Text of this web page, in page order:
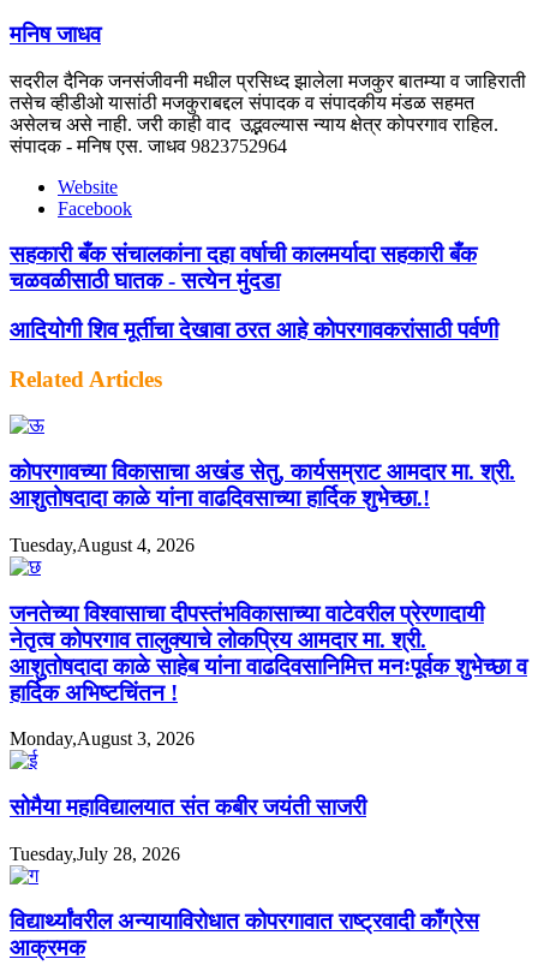
मनिष जाधव
सदरील दैनिक जनसंजीवनी मधील प्रसिध्द झालेला मजकुर बातम्या व जाहिराती
तसेच व्हीडीओ यासांठी मजकुराबद्दल संपादक व संपादकीय मंडळ सहमत
असेलच असे नाही. जरी काही वाद उद्भवल्यास न्याय क्षेत्र कोपरगाव राहिल.
संपादक - मनिष एस. जाधव 9823752964
Website
Facebook
सहकारी बँक संचालकांना दहा वर्षाची कालमर्यादा सहकारी बँक
चळवळीसाठी घातक - सत्येन मुंदडा
आदियोगी शिव मूर्तीचा देखावा ठरत आहे कोपरगावकरांसाठी पर्वणी
Related Articles
कोपरगावच्या विकासाचा अखंड सेतु, कार्यसम्राट आमदार मा. श्री.
आशुतोषदादा काळे यांना वाढदिवसाच्या हार्दिक शुभेच्छा.!
Tuesday,August 4, 2026
जनतेच्या विश्वासाचा दीपस्तंभविकासाच्या वाटेवरील प्रेरणादायी
नेतृत्व कोपरगाव तालुक्याचे लोकप्रिय आमदार मा. श्री.
आशुतोषदादा काळे साहेब यांना वाढदिवसानिमित्त मनःपूर्वक शुभेच्छा व
हार्दिक अभिष्टचिंतन !
Monday,August 3, 2026
सोमैया महाविद्यालयात संत कबीर जयंती साजरी
Tuesday,July 28, 2026
विद्यार्थ्यांवरील अन्यायाविरोधात कोपरगावात राष्ट्रवादी काँग्रेस
आक्रमक